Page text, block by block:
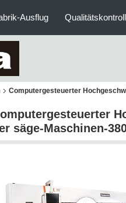
Ausflug
Computergesteuerter
säge-Maschinen-